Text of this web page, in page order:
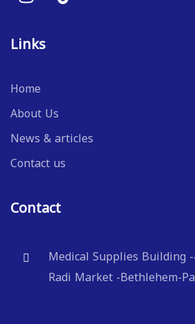
Links
Home
About Us
News & articles
Contact us
Contact
Medical Supplies Building
Radi Market -Bethlehem-